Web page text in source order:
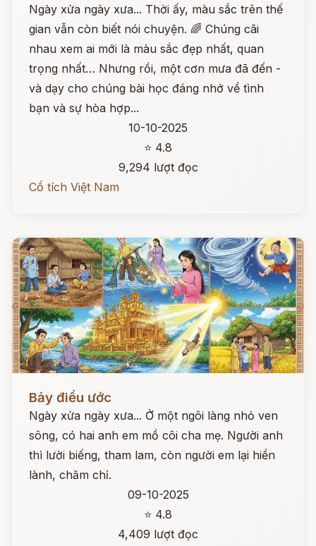
Ngày xửa ngày xưa... Thời ấy, màu sắc trên thế
gian vẫn còn biết nói chuyện. 🌈 Chúng cãi
nhau xem ai mới là màu sắc đẹp nhất, quan
trọng nhất… Nhưng rồi, một cơn mưa đã đến -
và dạy cho chúng bài học đáng nhớ về tình
bạn và sự hòa hợp...
10-10-2025
⭐ 4.8
9,294 lượt đọc
Cổ tích Việt Nam
Bảy điều ước
Ngày xửa ngày xưa... Ở một ngôi làng nhỏ ven
sông, có hai anh em mồ côi cha mẹ. Người anh
thì lười biếng, tham lam, còn người em lại hiền
lành, chăm chỉ.
09-10-2025
⭐ 4.8
4,409 lượt đọc